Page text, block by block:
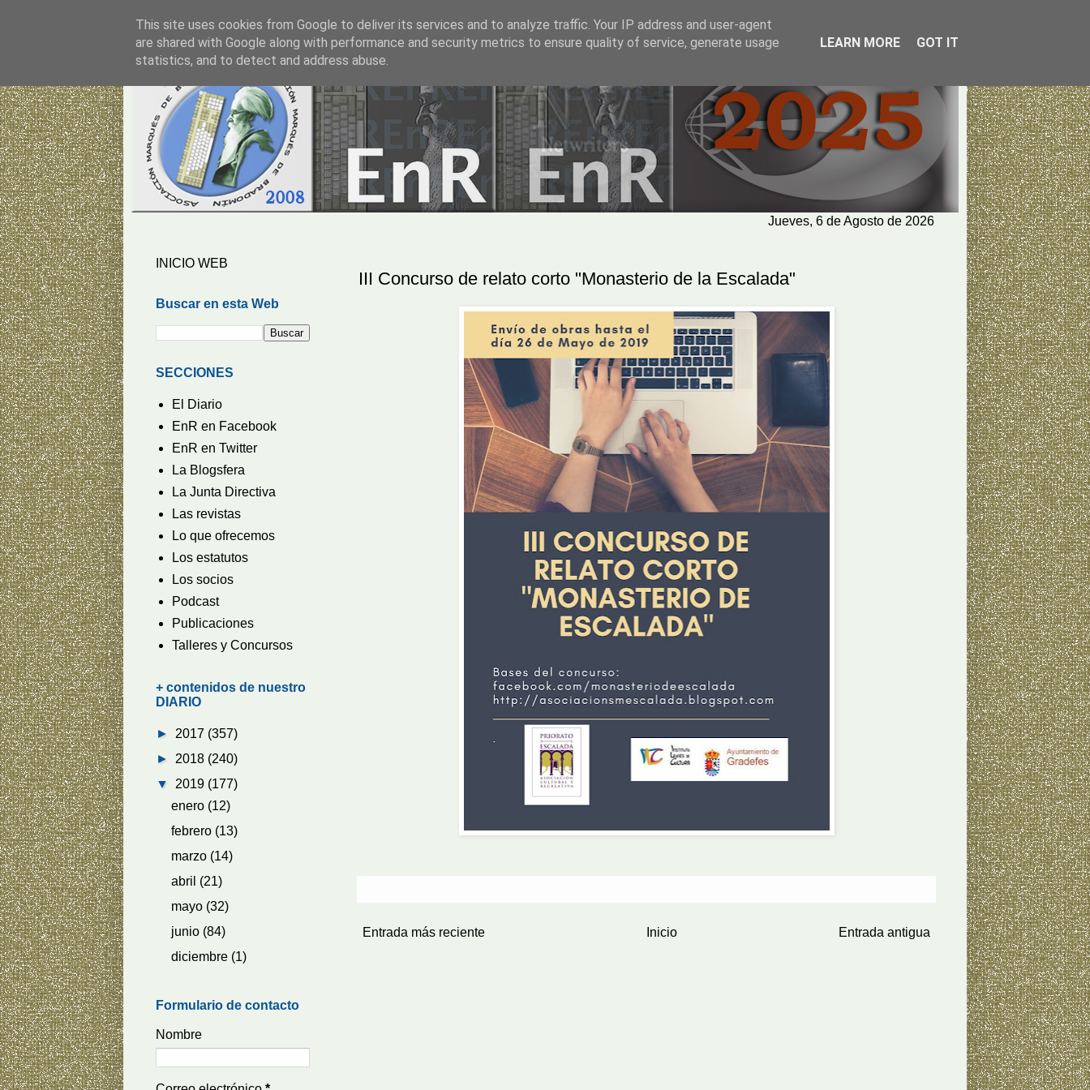
Jueves, 6 de Agosto de 2026
III Concurso de relato corto "Monasterio de la Escalada"
Entrada más reciente Entrada antigua
Inicio
INICIO WEB
Buscar en esta Web
SECCIONES
El Diario
EnR en Facebook
EnR en Twitter
La Blogsfera
La Junta Directiva
Las revistas
Lo que ofrecemos
Los estatutos
Los socios
Podcast
Publicaciones
Talleres y Concursos
+ contenidos de nuestro
DIARIO
► 2017 (357)
► 2018 (240)
▼ 2019 (177)
enero (12)
febrero (13)
marzo (14)
abril (21)
mayo (32)
junio (84)
diciembre (1)
Formulario de contacto
Nombre
This site uses cookies from Google to deliver its services and to analyze traffic. Your IP address and user-agent
are shared with Google along with performance and security metrics to ensure quality of service, generate usage
statistics, and to detect and address abuse.
LEARN MORE GOT IT